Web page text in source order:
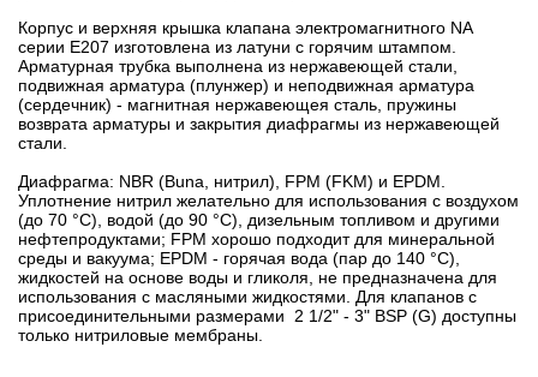
Корпус и верхняя крышка клапана электромагнитного NA
серии Е207 изготовлена из латуни с горячим штампом.
Арматурная трубка выполнена из нержавеющей стали,
подвижная арматура (плунжер) и неподвижная арматура
(сердечник) - магнитная нержавеющея сталь, пружины
возврата арматуры и закрытия диафрагмы из нержавеющей
стали.
Диафрагма: NBR (Buna, нитрил), FPM (FKM) и EPDM.
Уплотнение нитрил желательно для использования с воздухом
(до 70 °С), водой (до 90 °С), дизельным топливом и другими
нефтепродуктами; FPM хорошо подходит для минеральной
среды и вакуума; EPDM - горячая вода (пар до 140 °С),
жидкостей на основе воды и гликоля, не предназначена для
использования с масляными жидкостями. Для клапанов с
присоединительными размерами 2 1/2" - 3" BSP (G) доступны
только нитриловые мембраны.